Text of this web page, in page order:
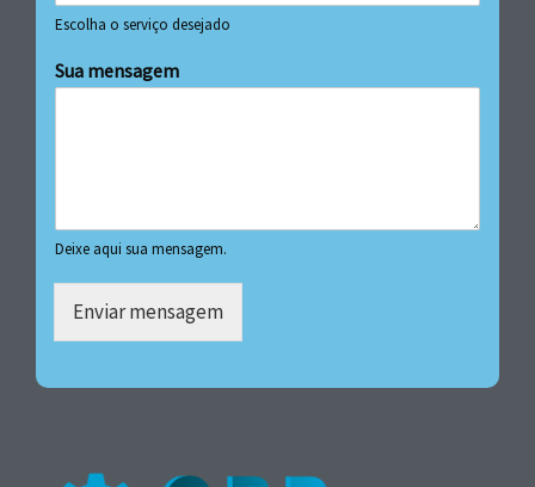
Escolha o serviço desejado
Sua mensagem
Deixe aqui sua mensagem.
Enviar mensagem